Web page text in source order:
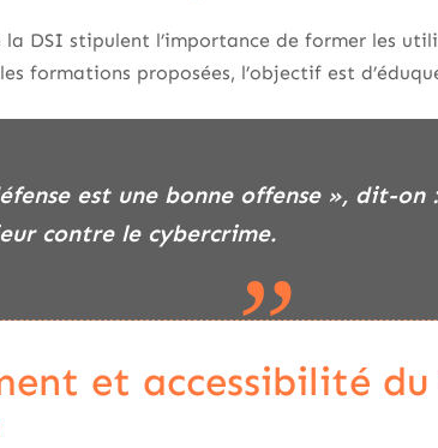
DSI stipulent l’importance de former les
formations proposées, l’objectif est
est une bonne offense », dit-
contre le cybercrime.
et accessibilité